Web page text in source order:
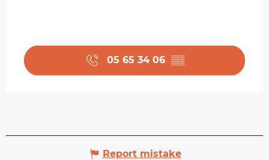
05 65 34 06 ▒▒
Report mistake